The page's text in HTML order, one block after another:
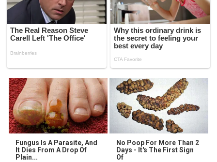
Fungus Is A Parasite, And
It Dies From A Drop Of
Plain...
No Poop For More Than 2
Days - It's The First Sign
Of